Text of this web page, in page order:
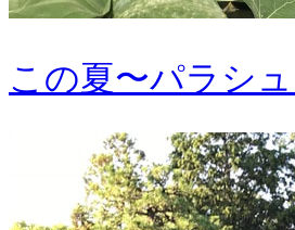
この夏〜パラシュ